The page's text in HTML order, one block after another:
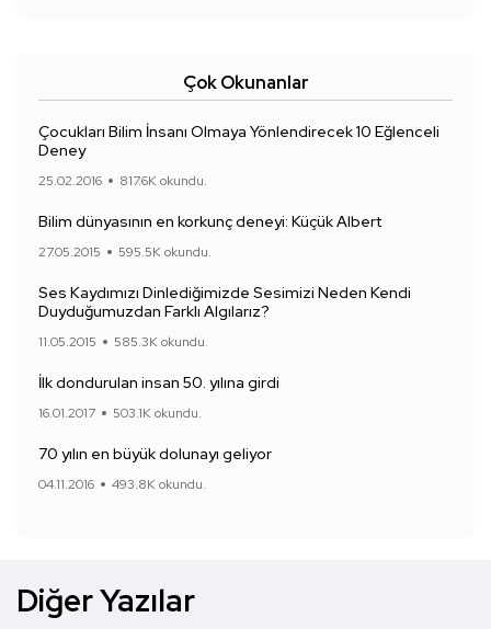
Çok Okunanlar
Çocukları Bilim İnsanı Olmaya Yönlendirecek 10 Eğlenceli
Deney
25.02.2016 817.6K okundu.
Bilim dünyasının en korkunç deneyi: Küçük Albert
27.05.2015 595.5K okundu.
Ses Kaydımızı Dinlediğimizde Sesimizi Neden Kendi
Duyduğumuzdan Farklı Algılarız?
11.05.2015 585.3K okundu.
İlk dondurulan insan 50. yılına girdi
16.01.2017 503.1K okundu.
70 yılın en büyük dolunayı geliyor
04.11.2016 493.8K okundu.
Diğer Yazılar